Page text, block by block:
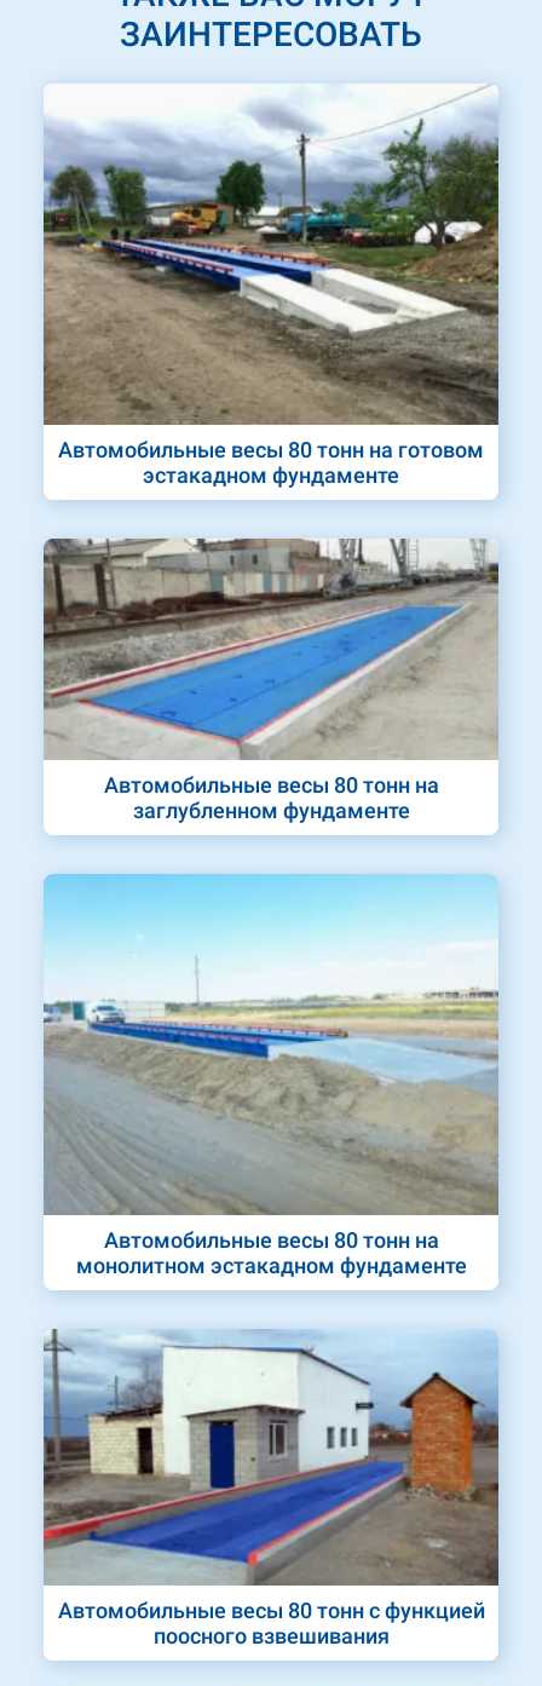
ЗАИНТЕРЕСОВАТЬ
Автомобильные весы 80 тонн на готовом
эстакадном фундаменте
Автомобильные весы 80 тонн на
заглубленном фундаменте
Автомобильные весы 80 тонн на
монолитном эстакадном фундаменте
Автомобильные весы 80 тонн с функцией
поосного взвешивания